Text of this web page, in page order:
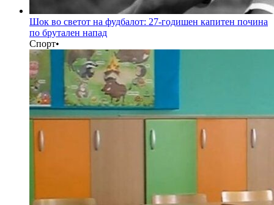
Шок во светот на фудбалот: 27-годишен капитен почина
по брутален напад
Спорт•